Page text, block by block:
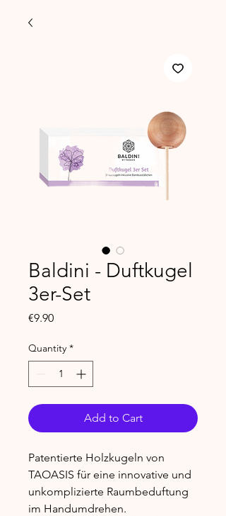
Baldini - Duftkugel
3er-Set
€9.90Price
Quantity *
Add to Cart
Patentierte Holzkugeln von
TAOASIS für eine innovative und
unkomplizierte Raumbeduftung
im Handumdrehen.